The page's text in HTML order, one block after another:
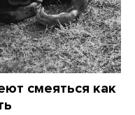
смеяться как